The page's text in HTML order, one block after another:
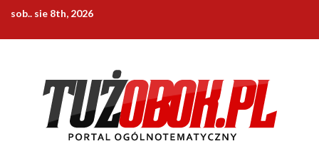
content
sob.. sie 8th, 2026